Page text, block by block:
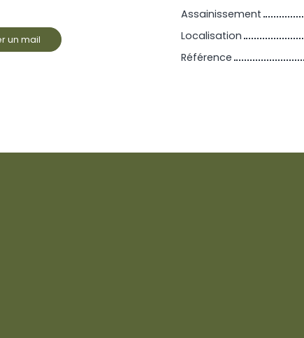
un mail
Assainissement
Localisation
Référence